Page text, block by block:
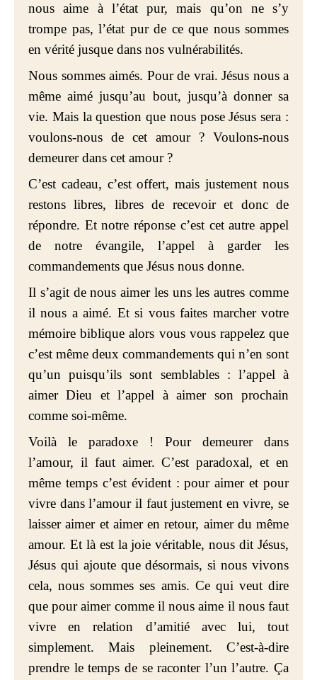
nous aime à l’état pur, mais qu’on ne s’y
trompe pas, l’état pur de ce que nous sommes
en vérité jusque dans nos vulnérabilités.
Nous sommes aimés. Pour de vrai. Jésus nous a
même aimé jusqu’au bout, jusqu’à donner sa
vie. Mais la question que nous pose Jésus sera :
voulons-nous de cet amour ? Voulons-nous
demeurer dans cet amour ?
C’est cadeau, c’est offert, mais justement nous
restons libres, libres de recevoir et donc de
répondre. Et notre réponse c’est cet autre appel
de notre évangile, l’appel à garder les
commandements que Jésus nous donne.
Il s’agit de nous aimer les uns les autres comme
il nous a aimé. Et si vous faites marcher votre
mémoire biblique alors vous vous rappelez que
c’est même deux commandements qui n’en sont
qu’un puisqu’ils sont semblables : l’appel à
aimer Dieu et l’appel à aimer son prochain
comme soi-même.
Voilà le paradoxe ! Pour demeurer dans
l’amour, il faut aimer. C’est paradoxal, et en
même temps c’est évident : pour aimer et pour
vivre dans l’amour il faut justement en vivre, se
laisser aimer et aimer en retour, aimer du même
amour. Et là est la joie véritable, nous dit Jésus,
Jésus qui ajoute que désormais, si nous vivons
cela, nous sommes ses amis. Ce qui veut dire
que pour aimer comme il nous aime il nous faut
vivre en relation d’amitié avec lui, tout
simplement. Mais pleinement. C’est-à-dire
prendre le temps de se raconter l’un l’autre. Ça